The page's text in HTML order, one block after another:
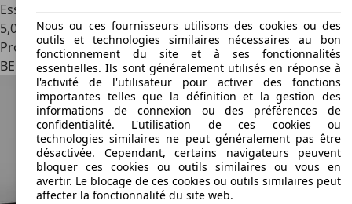
Essence
5,0 l/100 km (mixte)
Professionnel
BE 2580Putte
Nous ou ces fournisseurs utilisons des cookies ou des
outils et technologies similaires nécessaires au bon
fonctionnement du site et à ses fonctionnalités
essentielles. Ils sont généralement utilisés en réponse à
l'activité de l'utilisateur pour activer des fonctions
importantes telles que la définition et la gestion des
informations de connexion ou des préférences de
confidentialité. L'utilisation de ces cookies ou
technologies similaires ne peut généralement pas être
désactivée. Cependant, certains navigateurs peuvent
bloquer ces cookies ou outils similaires ou vous en
avertir. Le blocage de ces cookies ou outils similaires peut
affecter la fonctionnalité du site web.